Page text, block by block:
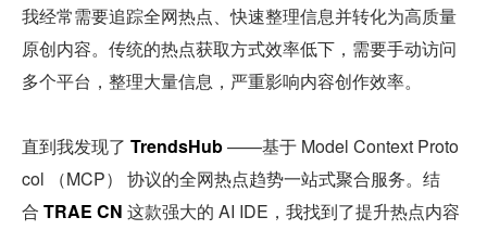
我经常需要追踪全网热点、快速整理信息并转化为高质量
原创内容。传统的热点获取方式效率低下，需要手动访问
多个平台，整理大量信息，严重影响内容创作效率。
直到我发现了 TrendsHub ——基于 Model Context Proto
col （MCP） 协议的全网热点趋势一站式聚合服务。结
合 TRAE CN 这款强大的 AI IDE，我找到了提升热点内容